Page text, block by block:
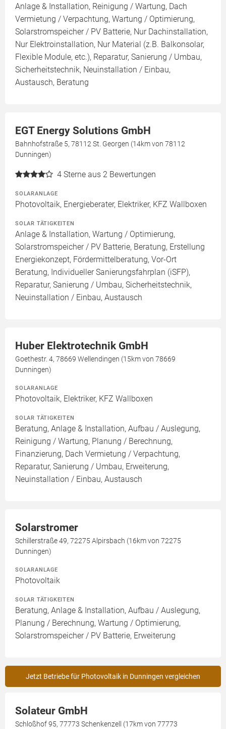
Anlage & Installation, Reinigung / Wartung, Dach
Vermietung / Verpachtung, Wartung / Optimierung,
Solarstromspeicher / PV Batterie, Nur Dachinstallation,
Nur Elektroinstallation, Nur Material (z.B. Balkonsolar,
Flexible Module, etc.), Reparatur, Sanierung / Umbau,
Sicherheitstechnik, Neuinstallation / Einbau,
Austausch, Beratung
EGT Energy Solutions GmbH
Bahnhofstraße 5, 78112 St. Georgen (14km von 78112
Dunningen)
4 Sterne aus 2 Bewertungen
SOLARANLAGE
Photovoltaik, Energieberater, Elektriker, KFZ Wallboxen
SOLAR TÄTIGKEITEN
Anlage & Installation, Wartung / Optimierung,
Solarstromspeicher / PV Batterie, Beratung, Erstellung
Energiekonzept, Fördermittelberatung, Vor-Ort
Beratung, Individueller Sanierungsfahrplan (iSFP),
Reparatur, Sanierung / Umbau, Sicherheitstechnik,
Neuinstallation / Einbau, Austausch
Huber Elektrotechnik GmbH
Goethestr. 4, 78669 Wellendingen (15km von 78669
Dunningen)
SOLARANLAGE
Photovoltaik, Elektriker, KFZ Wallboxen
SOLAR TÄTIGKEITEN
Beratung, Anlage & Installation, Aufbau / Auslegung,
Reinigung / Wartung, Planung / Berechnung,
Finanzierung, Dach Vermietung / Verpachtung,
Reparatur, Sanierung / Umbau, Erweiterung,
Neuinstallation / Einbau, Austausch
Solarstromer
Schillerstraße 49, 72275 Alpirsbach (16km von 72275
Dunningen)
SOLARANLAGE
Photovoltaik
SOLAR TÄTIGKEITEN
Beratung, Anlage & Installation, Aufbau / Auslegung,
Planung / Berechnung, Wartung / Optimierung,
Solarstromspeicher / PV Batterie, Erweiterung
Jetzt Betriebe für Photovoltaik in Dunningen vergleichen
Solateur GmbH
Schloßhof 95, 77773 Schenkenzell (17km von 77773